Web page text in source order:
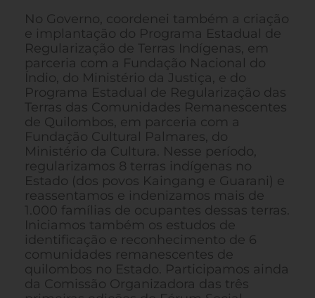
No Governo, coordenei também a criação
e implantação do Programa Estadual de
Regularização de Terras Indígenas, em
parceria com a Fundação Nacional do
Índio, do Ministério da Justiça, e do
Programa Estadual de Regularização das
Terras das Comunidades Remanescentes
de Quilombos, em parceria com a
Fundação Cultural Palmares, do
Ministério da Cultura. Nesse período,
regularizamos 8 terras indígenas no
Estado (dos povos Kaingang e Guarani) e
reassentamos e indenizamos mais de
1.000 famílias de ocupantes dessas terras.
Iniciamos também os estudos de
identificação e reconhecimento de 6
comunidades remanescentes de
quilombos no Estado. Participamos ainda
da Comissão Organizadora das três